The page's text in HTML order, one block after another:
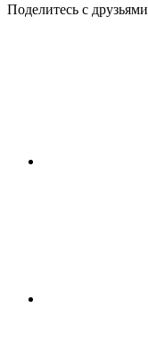
Поделитесь с друзьями